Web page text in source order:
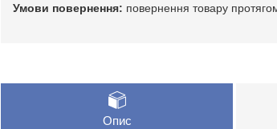
повернення товару
Опис